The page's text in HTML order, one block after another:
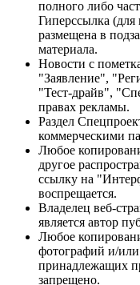
полного либо
Гиперссылка
размещена в
материала.
Новости с
"Заявление",
"Тест-драйв",
правах рекламы.
Раздел
коммерческими
Любое
другое
ссылку на
воспрещается.
Владелец веб-
является автор
Любое
фотографий и/или
принадлежащих
запрещено.